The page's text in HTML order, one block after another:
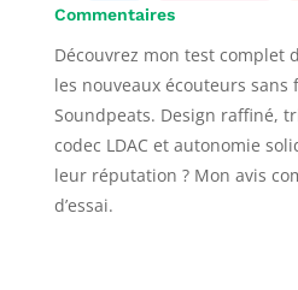
Commentaires
Découvrez mon test complet
les nouveaux écouteurs sans
Soundpeats. Design raffiné,
codec LDAC et autonomie
leur réputation ? Mon avis
d’essai.